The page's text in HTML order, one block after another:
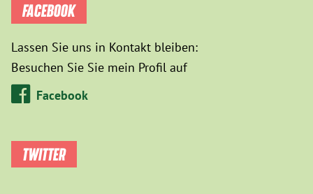
FACEBOOK
Lassen Sie uns in Kontakt bleiben:
Besuchen Sie Sie mein Profil auf
Facebook
TWITTER